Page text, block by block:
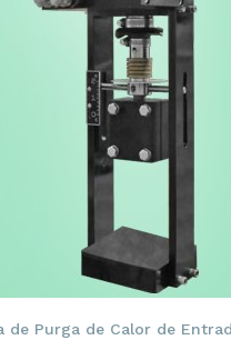
de Purga de Calor de